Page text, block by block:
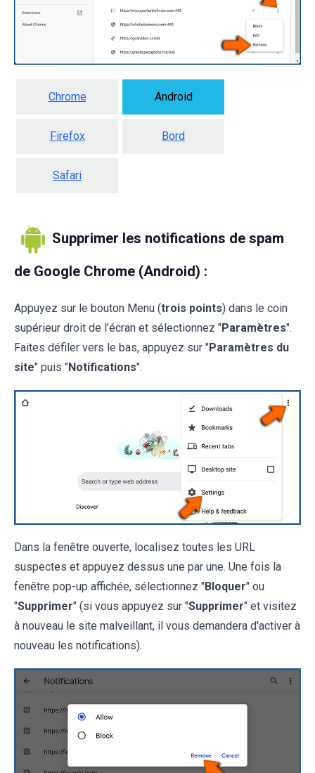
Chrome Android
Firefox Bord
Safari
Supprimer les notifications de spam
de Google Chrome (Android) :
Appuyez sur le bouton Menu (trois points) dans le coin
supérieur droit de l'écran et sélectionnez "Paramètres".
Faites défiler vers le bas, appuyez sur "Paramètres du
site" puis "Notifications".
Dans la fenêtre ouverte, localisez toutes les URL
suspectes et appuyez dessus une par une. Une fois la
fenêtre pop-up affichée, sélectionnez "Bloquer" ou
"Supprimer" (si vous appuyez sur "Supprimer" et visitez
à nouveau le site malveillant, il vous demandera d'activer à
nouveau les notifications).